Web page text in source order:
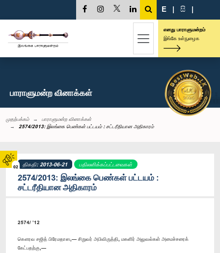
02
E | සි |
எனது பாராளுமன்றம்
இங்கே உள்நுழைக
பாராளுமன்ற வினாக்கள்
முதற்பக்கம்
பாராளுமன்ற வினாக்கள்
2574/2013: இலங்கை பெண்கள் பட்டயம் : சட்டரீதியான அதிகாரம்
திகதி: 2013-06-21 பதிலளிக்கப்பட்டவைகள்
2574/2013: இலங்கை பெண்கள் பட்டயம் :
சட்டரீதியான அதிகாரம்
2574/ ’12
கௌரவ சஜித் பிரேமதாஸ,— சிறுவர் அபிவிருத்தி, மகளிர் அலுவல்கள் அமைச்சரைக்
கேட்பதற்கு,—